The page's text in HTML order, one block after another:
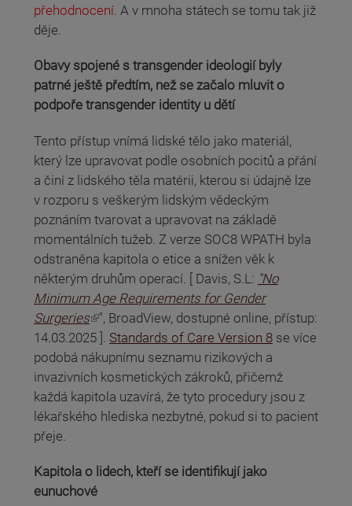
přehodnocení. A v mnoha státech se tomu tak již
děje.
Obavy spojené s transgender ideologií byly
patrné ještě předtím, než se začalo mluvit o
podpoře transgender identity u dětí
Tento přístup vnímá lidské tělo jako materiál,
který lze upravovat podle osobních pocitů a přání
a činí z lidského těla matérii, kterou si údajně lze
v rozporu s veškerým lidským vědeckým
poznáním tvarovat a upravovat na základě
momentálních tužeb. Z verze SOC8 WPATH byla
odstraněna kapitola o etice a snížen věk k
některým druhům operací. [ Davis, S.L: "No
Minimum Age Requirements for Gender
Surgeries
(odkaz je externí)", BroadView, dostupné online, přístup:
14.03.2025 ]. Standards of Care Version 8 se více
podobá nákupnímu seznamu rizikových a
invazivních kosmetických zákroků, přičemž
každá kapitola uzavírá, že tyto procedury jsou z
lékařského hlediska nezbytné, pokud si to pacient
přeje.
Kapitola o lidech, kteří se identifikují jako
eunuchové